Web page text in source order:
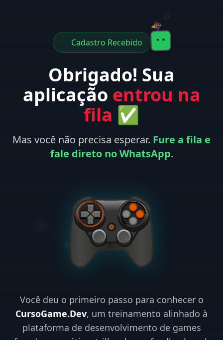
Cadastro Recebido
Obrigado! Sua
aplicação entrou na
fila ✅
Mas você não precisa esperar. Fure a fila e
fale direto no WhatsApp.
Você deu o primeiro passo para conhecer o
CursoGame.Dev, um treinamento alinhado à
plataforma de desenvolvimento de games